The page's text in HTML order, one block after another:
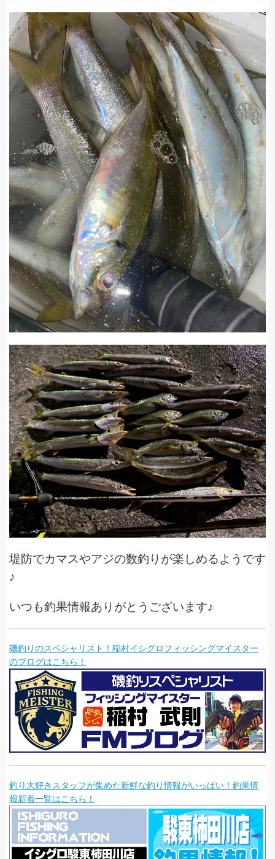
堤防でカマスやアジの数釣りが楽しめるようです
♪
いつも釣果情報ありがとうございます♪
磯釣りのスペシャリスト！稲村イシグロフィッシングマイスター
のブログはこちら！
釣り大好きスタッフが集めた新鮮な釣り情報がいっぱい！釣果情
報新着一覧はこちら！